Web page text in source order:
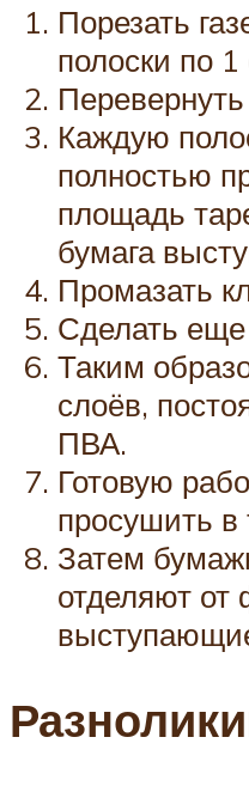
Порезать
полоски по 1
Перевернуть
Каждую
полностью
площадь
бумага
Промазать
Сделать еще
Таким
слоёв,
ПВА.
Готовую
просушить в
Затем
отделяют